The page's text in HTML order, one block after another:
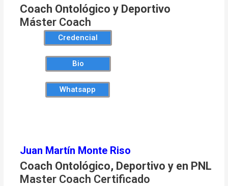
Coach Ontológico y Deportivo
Máster Coach
Credencial
Bio
Whatsapp
Juan Martín Monte Riso
Coach Ontológico, Deportivo y en PNL
Master Coach Certificado